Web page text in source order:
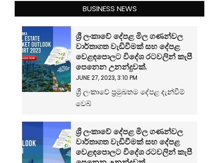
BUSINESS NEWS
ශ්‍රී ලංකාවේ දේපළ මිල ගණන්වල
වාර්තාගත වැඩිවීමක් සහ දේපළ
වෙළඳපොලට විදේශ රටවලින් කැපී
පෙනෙන උනන්දුවක්.
JUNE 27, 2023, 3:10 PM
ශ්‍රී ලංකාවේ ප්‍රමුඛතම දේපළ දැන්වීම්
වෙබ්
ශ්‍රී ලංකාවේ දේපළ මිල ගණන්වල
වාර්තාගත වැඩිවීමක් සහ දේපළ
වෙළඳපොලට විදේශ රටවලින් කැපී